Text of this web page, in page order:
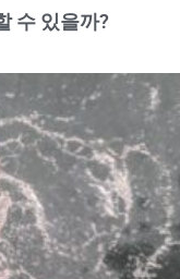
수 있을까?